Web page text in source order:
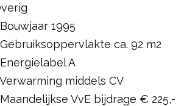
1995
ca. 92 m2
A
middels CV
VvE bijdrage € 225,-